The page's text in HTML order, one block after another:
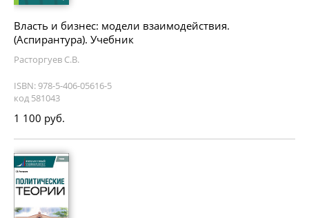
Власть и бизнес: модели взаимодействия.
(Аспирантура). Учебник
Расторгуев С.В.
ISBN: 978-5-406-05616-5
код 581043
1 100 руб.